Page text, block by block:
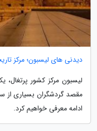
دیدنی های لیسبون؛ مرکز
لیسبون مرکز کشور پرتغال،
مقصد گردشگران بسیاری از
ادامه معرفی خواهیم کرد.